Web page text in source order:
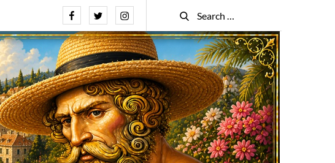
FacebookTwitterInstagram
Search
for:
Search